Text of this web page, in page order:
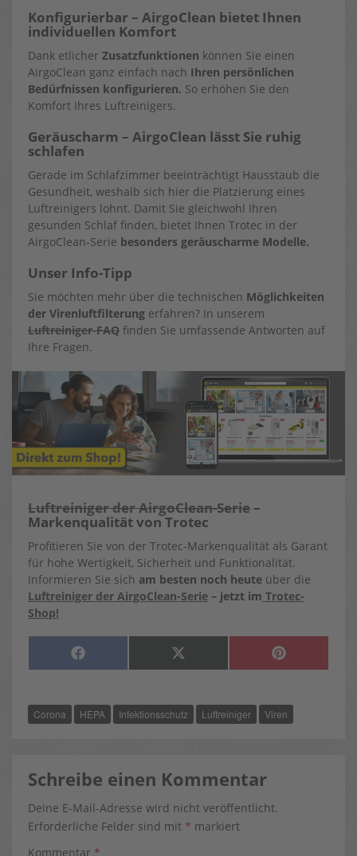
Konfigurierbar – AirgoClean bietet Ihnen
individuellen Komfort
Dank etlicher Zusatzfunktionen können Sie einen
AirgoClean ganz einfach nach Ihren persönlichen
Bedürfnissen konfigurieren. So erhöhen Sie den
Komfort Ihres Luftreinigers.
Geräuscharm – AirgoClean lässt Sie ruhig
schlafen
Gerade im Schlafzimmer beeinträchtigt Hausstaub die
Gesundheit, weshalb sich hier die Platzierung eines
Luftreinigers lohnt. Damit Sie gleichwohl Ihren
gesunden Schlaf finden, bietet Ihnen Trotec in der
AirgoClean-Serie besonders geräuscharme Modelle.
Unser Info-Tipp
Sie möchten mehr über die technischen Möglichkeiten
der Virenluftfilterung erfahren? In unserem
Luftreiniger-FAQ finden Sie umfassende Antworten auf
Ihre Fragen.
Luftreiniger der AirgoClean-Serie –
Markenqualität von Trotec
Profitieren Sie von der Trotec-Markenqualität als Garant
für hohe Wertigkeit, Sicherheit und Funktionalität.
Informieren Sie sich am besten noch heute über die
Luftreiniger der AirgoClean-Serie – jetzt im Trotec-
Shop!
SHARE
F
O
O
K
SHARE
X
T
T
E
SHARE
P
R
E
S
Corona HEPA Infektionsschutz Luftreiniger Viren
Schreibe einen Kommentar
Deine E-Mail-Adresse wird nicht veröffentlicht.
Erforderliche Felder sind mit * markiert
Kommentar *